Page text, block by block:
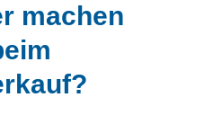
machen